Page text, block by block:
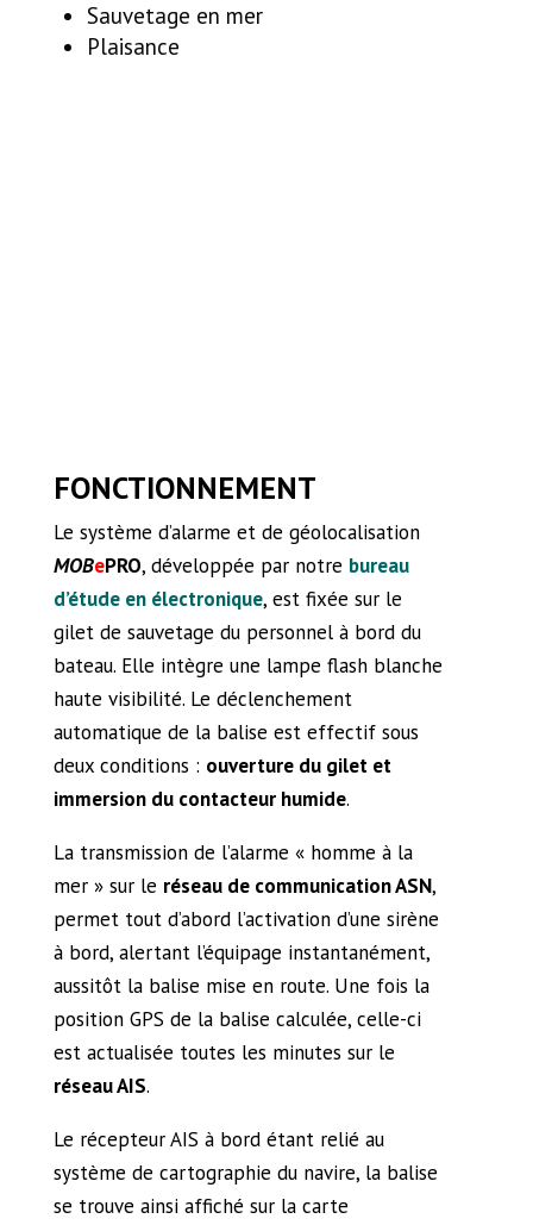
Sauvetage en mer
Plaisance
FONCTIONNEMENT
Le système d’alarme et de géolocalisation
MOBePRO, développée par notre bureau
d’étude en électronique, est fixée sur le
gilet de sauvetage du personnel à bord du
bateau. Elle intègre une lampe flash blanche
haute visibilité. Le déclenchement
automatique de la balise est effectif sous
deux conditions : ouverture du gilet et
immersion du contacteur humide.
La transmission de l’alarme « homme à la
mer » sur le réseau de communication ASN,
permet tout d’abord l’activation d’une sirène
à bord, alertant l’équipage instantanément,
aussitôt la balise mise en route. Une fois la
position GPS de la balise calculée, celle-ci
est actualisée toutes les minutes sur le
réseau AIS.
Le récepteur AIS à bord étant relié au
système de cartographie du navire, la balise
se trouve ainsi affiché sur la carte